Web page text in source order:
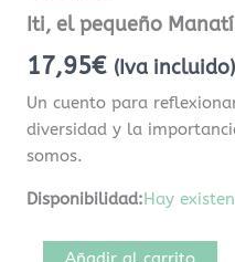
Iti, el pequeño
17,95€ (Iva incluido)
Un cuento para
diversidad y la
somos.
Disponibilidad:Hay